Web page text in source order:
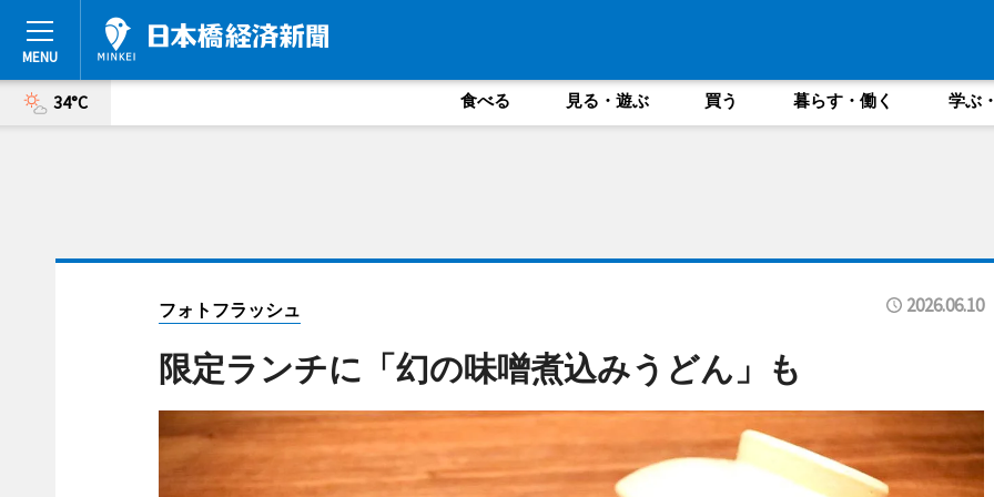
34°C 食べる 見る・遊ぶ 買う 暮らす・働く 学ぶ
フォトフラッシュ 2026.06.10
限定ランチに「幻の味噌煮込みうどん」も